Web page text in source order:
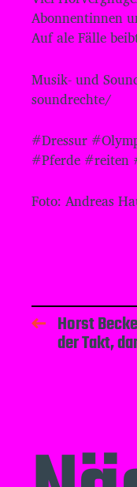
Abonnentinnen
Auf ale Fälle
Musik- und
soundrechte/⁠⁠⁠⁠⁠⁠⁠⁠⁠⁠⁠⁠⁠⁠⁠⁠⁠⁠⁠⁠⁠
#Dressur
#Pferde #reiten
Foto: Andreas
Horst
der Takt,